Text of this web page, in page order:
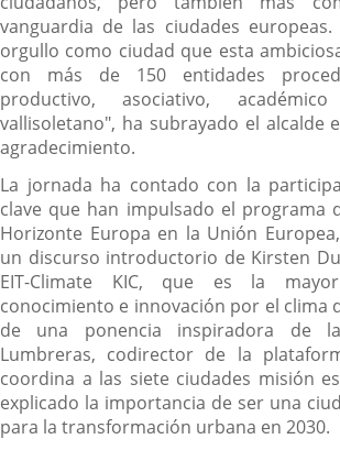
vanguardia de las ciudades
orgullo como ciudad que esta
con más de 150 entidades
productivo, asociativo,
vallisoletano", ha subrayado el alcalde
agradecimiento.
La jornada ha contado con la
clave que han impulsado el programa
Horizonte Europa en la Unión
un discurso introductorio de Kirsten
EIT-Climate KIC, que es la
conocimiento e innovación por el clima
de una ponencia inspiradora de
Lumbreras, codirector de la
coordina a las siete ciudades misión
explicado la importancia de ser una
para la transformación urbana en 2030.